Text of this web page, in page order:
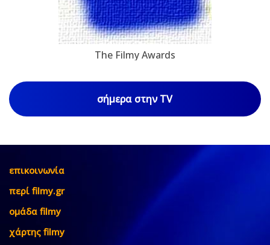
The Filmy Awards
σήμερα στην TV
επικοινωνία
περί filmy.gr
ομάδα filmy
χάρτης filmy